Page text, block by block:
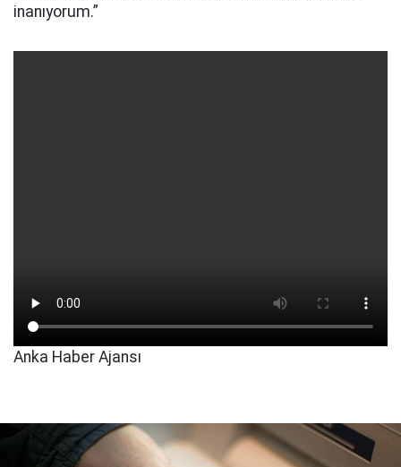
inanıyorum.”
Anka Haber Ajansı